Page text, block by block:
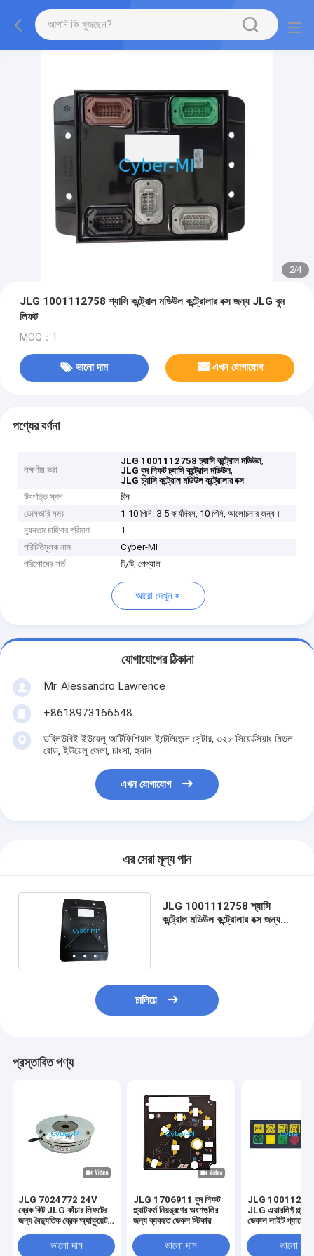
2/4
JLG 1001112758 শ্যাসি কন্ট্রোল মডিউল কন্ট্রোলার বক্স জন্য JLG বুম
লিফট
MOQ：1
ভালো দাম এখন যোগাযোগ
পণ্যের বর্ণনা
লক্ষণীয় করা
JLG 1001112758 চ্যাসি কন্ট্রোল মডিউল,
JLG বুম লিফট চ্যাসি কন্ট্রোল মডিউল,
JLG চ্যাসি কন্ট্রোল মডিউল কন্ট্রোলার বক্স
উৎপত্তি স্থল
চীন
ডেলিভারি সময়
1-10 পিসি: 3-5 কার্যদিবস, 10 পিসি, আলোচনার জন্য।
ন্যূনতম চাহিদার পরিমাণ
1
পরিচিতিমুলক নাম
Cyber-MI
পরিশোধের শর্ত
টি/টি, পেপ্যাল
আরো দেখুন
যোগাযোগের ঠিকানা
Mr. Alessandro Lawrence
+8618973166548
ডব্লিউবিই ইউয়েলু আর্টিফিশিয়াল ইন্টেলিজেন্স সেন্টার, ৩২৮ সিয়োক্সিয়াং মিডল
রোড, ইউয়েলু জেলা, চাংসা, হুনান
এখন যোগাযোগ
এর সেরা মূল্য পান
JLG 1001112758 শ্যাসি
কন্ট্রোল মডিউল কন্ট্রোলার বক্স জন্য
চালিয়ে
প্রস্তাবিত পণ্য
JLG 7024772 24V
ব্রেক কিট JLG কাঁচার লিফটের
জন্য বৈদ্যুতিক ব্রেক অ্যাকুয়েটর
ভালো দাম
JLG 1706911 বুম লিফট
প্ল্যাটফর্ম নিয়ন্ত্রণের অংশগুলির
জন্য ব্যবহৃত ডেকল স্টিকার
ভালো দাম
JLG
JLG এয়ারলিফ্ট
ডেকাল লাইট প্যানেল
ভালো দাম